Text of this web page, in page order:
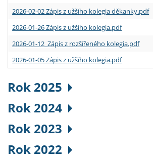
2026-02-02 Zápis z užšího kolegia děkanky.pdf
2026-01-26 Zápis z užšího kolegia.pdf
2026-01-12 Zápis z rozšířeného kolegia.pdf
2026-01-05 Zápis z užšího kolegia.pdf
Rok 2025
Rok 2024
Rok 2023
Rok 2022